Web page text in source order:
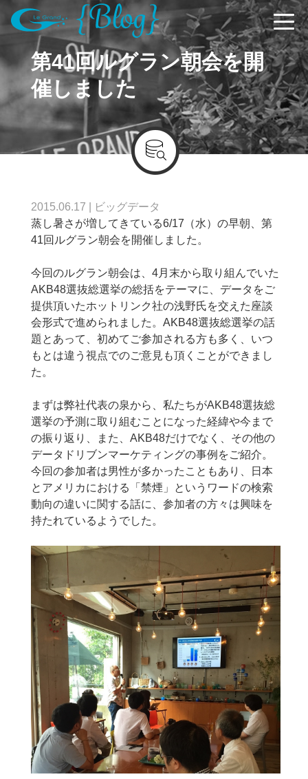
第41回ルグラン朝会を開
催しました
2015.06.17
ビッグデータ
蒸し暑さが増してきている6/17（水）の早朝、第
41回ルグラン朝会を開催しました。
今回のルグラン朝会は、4月末から取り組んでいた
AKB48選抜総選挙の総括をテーマに、データをご
提供頂いたホットリンク社の浅野氏を交えた座談
会形式で進められました。AKB48選抜総選挙の話
題とあって、初めてご参加される方も多く、いつ
もとは違う視点でのご意見も頂くことができまし
た。
まずは弊社代表の泉から、私たちがAKB48選抜総
選挙の予測に取り組むことになった経緯や今まで
の振り返り、また、AKB48だけでなく、その他の
データドリブンマーケティングの事例をご紹介。
今回の参加者は男性が多かったこともあり、日本
とアメリカにおける「禁煙」というワードの検索
動向の違いに関する話に、参加者の方々は興味を
持たれているようでした。